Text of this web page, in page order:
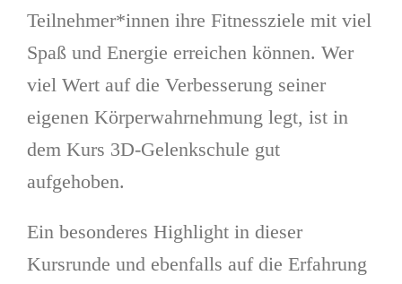
Teilnehmer*innen ihre Fitnessziele mit viel
Spaß und Energie erreichen können. Wer
viel Wert auf die Verbesserung seiner
eigenen Körperwahrnehmung legt, ist in
dem Kurs 3D-Gelenkschule gut
aufgehoben.
Ein besonderes Highlight in dieser
Kursrunde und ebenfalls auf die Erfahrung